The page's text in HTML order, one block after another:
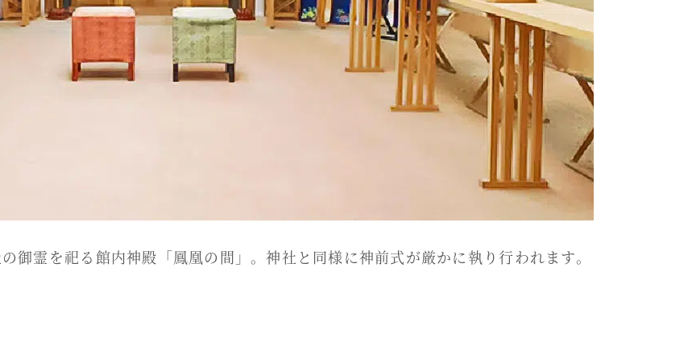
御霊を祀る館内神殿「鳳凰の間」。神社と同様に神前式が厳かに執り行われます。